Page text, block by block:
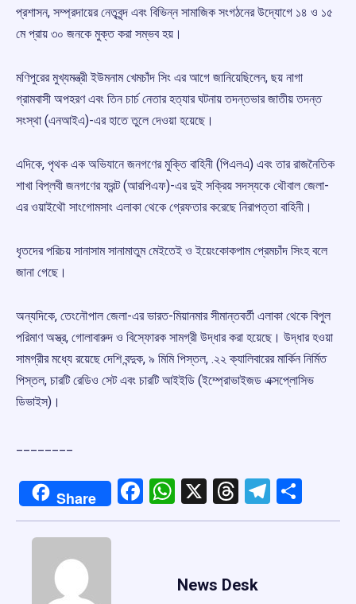
প্রশাসন, সম্প্রদায়ের নেতৃবৃন্দ এবং বিভিন্ন সামাজিক সংগঠনের উদ্যোগে ১৪ ও ১৫
মে প্রায় ৩০ জনকে মুক্ত করা সম্ভব হয়।
মণিপুরের মুখ্যমন্ত্রী ইউমনাম খেমচাঁদ সিং এর আগে জানিয়েছিলেন, ছয় নাগা
গ্রামবাসী অপহরণ এবং তিন চার্চ নেতার হত্যার ঘটনায় তদন্তভার জাতীয় তদন্ত
সংস্থা (এনআইএ)-এর হাতে তুলে দেওয়া হয়েছে।
এদিকে, পৃথক এক অভিযানে জনগণের মুক্তি বাহিনী (পিএলএ) এবং তার রাজনৈতিক
শাখা বিপ্লবী জনগণের ফ্রন্ট (আরপিএফ)-এর দুই সক্রিয় সদস্যকে থৌবাল জেলা-
এর ওয়াইথৌ সাংগোমসাং এলাকা থেকে গ্রেফতার করেছে নিরাপত্তা বাহিনী।
ধৃতদের পরিচয় সানাসাম সানামাতুম মেইতেই ও ইয়েংকোকপাম প্রেমচাঁদ সিংহ বলে
জানা গেছে।
অন্যদিকে, তেংনৌপাল জেলা-এর ভারত-মিয়ানমার সীমান্তবর্তী এলাকা থেকে বিপুল
পরিমাণ অস্ত্র, গোলাবারুদ ও বিস্ফোরক সামগ্রী উদ্ধার করা হয়েছে। উদ্ধার হওয়া
সামগ্রীর মধ্যে রয়েছে দেশি বন্দুক, ৯ মিমি পিস্তল, .২২ ক্যালিবারের মার্কিন নির্মিত
পিস্তল, চারটি রেডিও সেট এবং চারটি আইইডি (ইম্প্রোভাইজড এক্সপ্লোসিভ
ডিভাইস)।
Share Facebook
WhatsApp
X Threads
News Desk